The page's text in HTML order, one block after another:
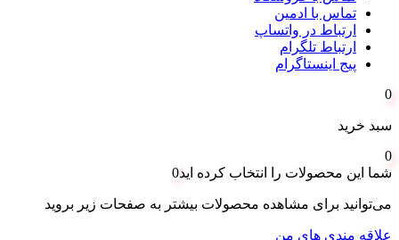
تماس با ادمین
ارتباط در واتساپ
ارتباط تلگرام
پیج اینستاگرام
0
سبد خرید
0
شما این محصولات را انتخاب کرده اید0
می‌توانید برای مشاهده محصولات بیشتر به صفحات زیر بروید
علاقه مندی های من